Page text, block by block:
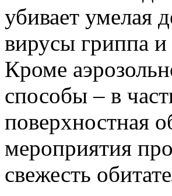
убивает умелая
вирусы гриппа и
Кроме
способы – в
поверхностная
мероприятия
свежесть